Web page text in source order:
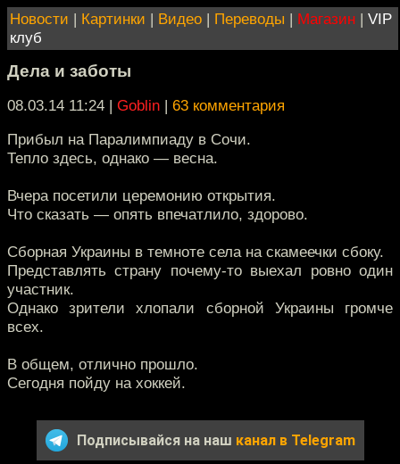
Новости | Картинки | Видео | Переводы | Магазин | VIP
клуб
Дела и заботы
08.03.14 11:24 | Goblin | 63 комментария
Прибыл на Паралимпиаду в Сочи.
Тепло здесь, однако — весна.
Вчера посетили церемонию открытия.
Что сказать — опять впечатлило, здорово.
Сборная Украины в темноте села на скамеечки сбоку.
Представлять страну почему-то выехал ровно один
участник.
Однако зрители хлопали сборной Украины громче
всех.
В общем, отлично прошло.
Сегодня пойду на хоккей.
Подписывайся на наш канал в Telegram